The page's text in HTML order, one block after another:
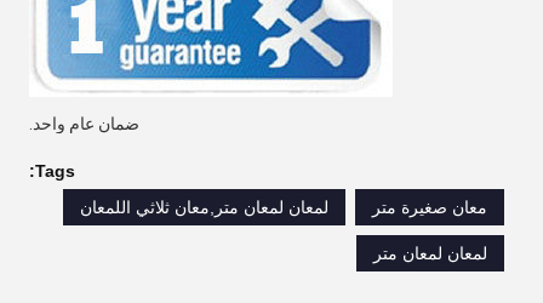
ضمان عام واحد.
Tags:
معان صغيرة متر
لمعان لمعان متر,معان ثلاثي اللمعان
لمعان لمعان متر